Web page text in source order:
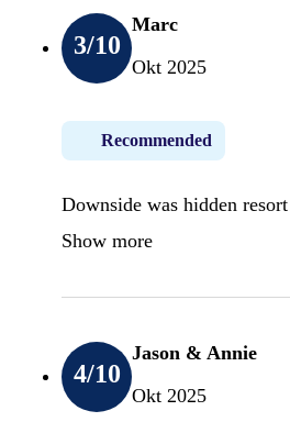
3/10
Marc
Okt 2025
Recommended
Downside was hidden
Show more
4/10
Jason & Annie
Okt 2025